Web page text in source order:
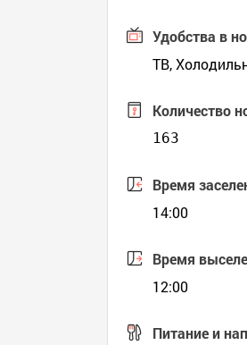
Удобства в
ТВ,
Количество
163
Время
14:00
Время
12:00
Питание и